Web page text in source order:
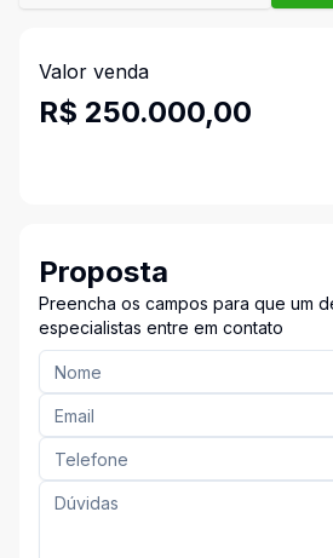
Valor venda
R$ 250.000,00
Proposta
Preencha os campos para que um
especialistas entre em contato